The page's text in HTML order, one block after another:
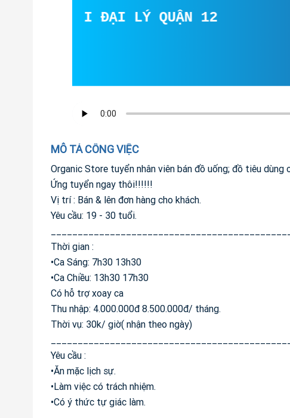
TẠI ĐẠI LÝ QUẬN 12
MÔ TẢ CÔNG VIỆC
Organic Store tuyển nhân viên bán đồ uống; đồ tiêu dùng
Ứng tuyển ngay thôi!!!!!!
Vị trí : Bán & lên đơn hàng cho khách.
Yêu cầu: 19 - 30 tuổi.
Thời gian :
•Ca Sáng: 7h30 13h30
•Ca Chiều: 13h30 17h30
Có hỗ trợ xoay ca
Thu nhập: 4.000.000đ 8.500.000đ/ tháng.
Thời vụ: 30k/ giờ( nhận theo ngày)
Yêu cầu :
•Ăn mặc lịch sự.
•Làm việc có trách nhiệm.
•Có ý thức tự giác làm.